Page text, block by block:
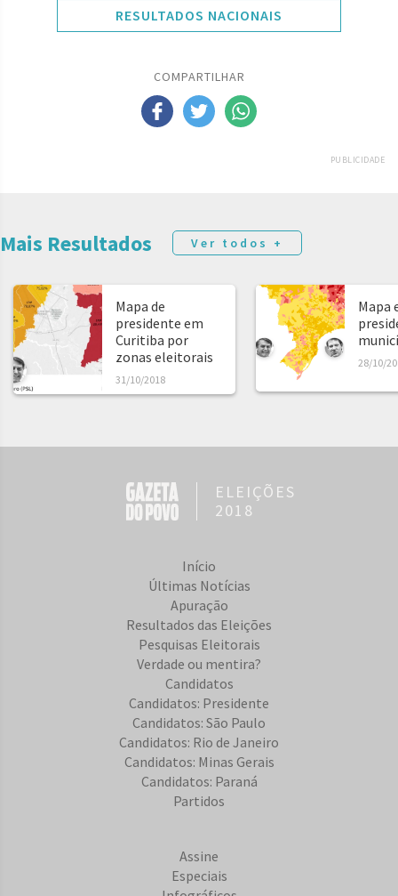
RESULTADOS NACIONAIS
COMPARTILHAR
PUBLICIDADE
Mais Resultados Ver todos +
Mapa de
presidente em
Curitiba por
zonas eleitorais
31/10/2018
Mapa
28/10/
ELEIÇÕES
2018
Início
Últimas Notícias
Apuração
Resultados das Eleições
Pesquisas Eleitorais
Verdade ou mentira?
Candidatos
Candidatos: Presidente
Candidatos: São Paulo
Candidatos: Rio de Janeiro
Candidatos: Minas Gerais
Candidatos: Paraná
Partidos
Assine
Especiais